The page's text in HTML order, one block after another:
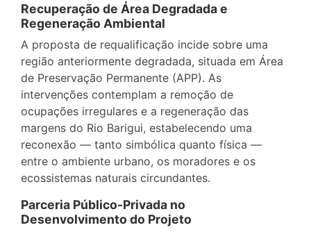
Recuperação de Área Degradada e
Regeneração Ambiental
A proposta de requalificação incide sobre uma
região anteriormente degradada, situada em Área
de Preservação Permanente (APP). As
intervenções contemplam a remoção de
ocupações irregulares e a regeneração das
margens do Rio Barigui, estabelecendo uma
reconexão — tanto simbólica quanto física —
entre o ambiente urbano, os moradores e os
ecossistemas naturais circundantes.
Parceria Público-Privada no
Desenvolvimento do Projeto